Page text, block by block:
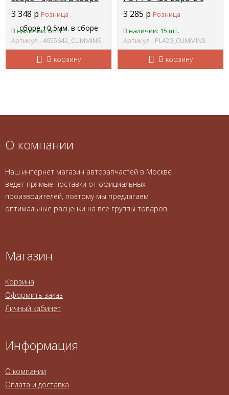
(поршень, палец,
кольца) 4955641 ISBe
CUMMINS 4955642
3 348 р Розница
В наличии: 6 шт.
Артикул - 4955642_CUMMINS
В корзину
колбой, с подкачкой
(черной) без обогрева
CUMMINS
3 285 р Розница
В наличии: 15 шт.
Артикул - PL420_CUMMINS
В корзину
О компании
Наш интернет магазин автозапчастей в Москве
ведет прямые поставки от официальных
производителей, поэтому мы предлагаем
оптимальные расценки на все группы товаров.
Магазин
Корзина
Оформить заказ
Личный кабинет
Информация
О компании
Оплата и доставка